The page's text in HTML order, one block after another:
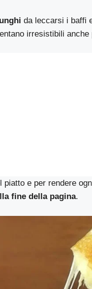
da leccarsi i baffi
irresistibili
piatto e per rendere
fine della pagina.